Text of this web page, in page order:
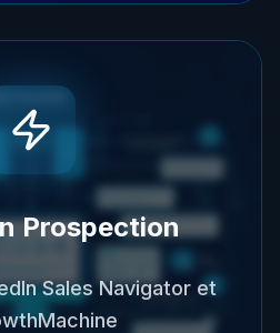
Prospection
Sales Navigator et